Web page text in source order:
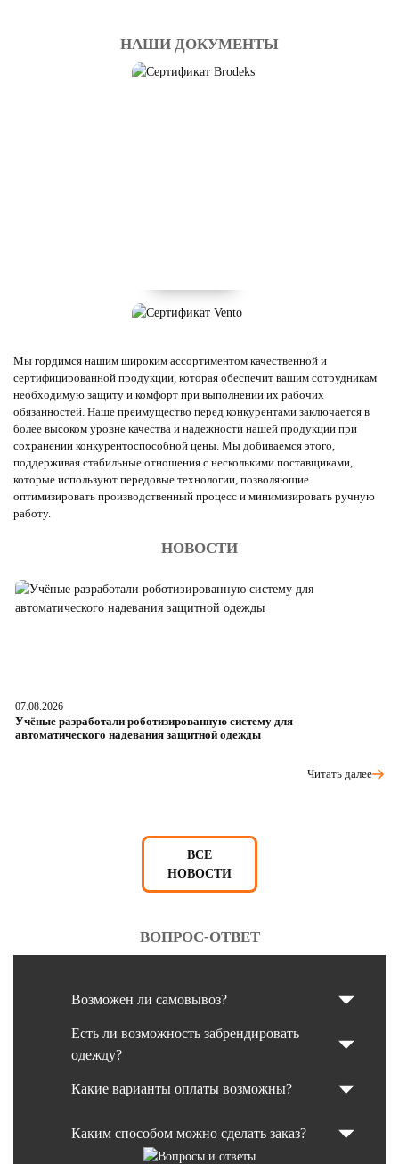
НАШИ ДОКУМЕНТЫ
Мы гордимся нашим широким ассортиментом качественной и
сертифицированной продукции, которая обеспечит вашим сотрудникам
необходимую защиту и комфорт при выполнении их рабочих
обязанностей. Наше преимущество перед конкурентами заключается в
более высоком уровне качества и надежности нашей продукции при
сохранении конкурентоспособной цены. Мы добиваемся этого,
поддерживая стабильные отношения с несколькими поставщиками,
которые используют передовые технологии, позволяющие
оптимизировать производственный процесс и минимизировать ручную
работу.
НОВОСТИ
07.08.2026
Учёные разработали роботизированную систему для
автоматического надевания защитной одежды
Читать далее
ВСЕ
НОВОСТИ
ВОПРОС-ОТВЕТ
Возможен ли самовывоз?
Есть ли возможность забрендировать
одежду?
Какие варианты оплаты возможны?
Каким способом можно сделать заказ?